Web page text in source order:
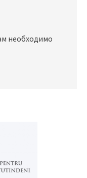
необходимо